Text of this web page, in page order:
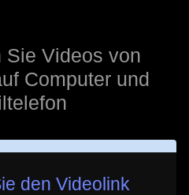
Sie Videos von
Computer und
den Videolink